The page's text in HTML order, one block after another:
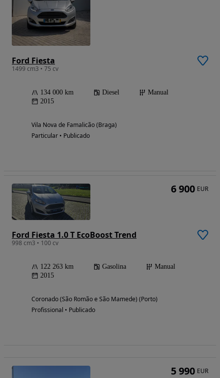
Ford Fiesta
1499 cm3 • 75 cv
134 000 km Diesel
Manual
2015
Vila Nova de Famalicão (Braga)
Particular • Publicado
Ford Fiesta 1.0 T EcoBoost Trend
998 cm3 • 100 cv
122 263 km Gasolina
Manual
2015
Coronado (São Romão e São Mamede) (Porto)
Profissional • Publicado
6 900 EUR
5 990 EUR